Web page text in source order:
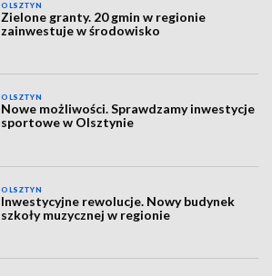
OLSZTYN
Zielone granty. 20 gmin w regionie
zainwestuje w środowisko
OLSZTYN
Nowe możliwości. Sprawdzamy inwestycje
sportowe w Olsztynie
OLSZTYN
Inwestycyjne rewolucje. Nowy budynek
szkoły muzycznej w regionie